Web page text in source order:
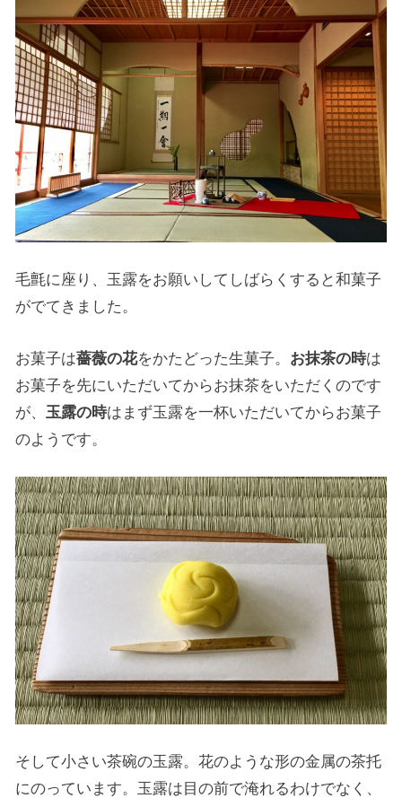
毛氈に座り、玉露をお願いしてしばらくすると和菓子
がでてきました。
お菓子は薔薇の花をかたどった生菓子。 お抹茶の時は
お菓子を先にいただいてからお抹茶をいただくのです
が、 玉露の時はまず玉露を一杯いただいてからお菓子
のようです。
そして小さい茶碗の玉露。花のような形の金属の茶托
にのっています。玉露は目の前で淹れるわけでなく、